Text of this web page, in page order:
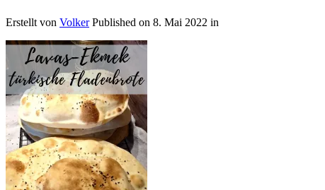
Erstellt von Volker Published on 8. Mai 2022 in